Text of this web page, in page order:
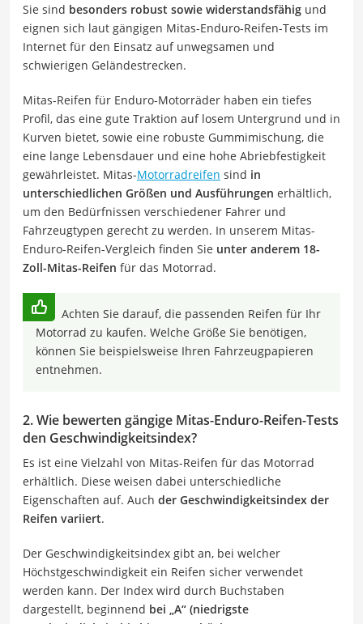
Sie sind besonders robust sowie widerstandsfähig und
eignen sich laut gängigen Mitas-Enduro-Reifen-Tests im
Internet für den Einsatz auf unwegsamen und
schwierigen Geländestrecken.
Mitas-Reifen für Enduro-Motorräder haben ein tiefes
Profil, das eine gute Traktion auf losem Untergrund und in
Kurven bietet, sowie eine robuste Gummimischung, die
eine lange Lebensdauer und eine hohe Abriebfestigkeit
gewährleistet. Mitas-Motorradreifen sind in
unterschiedlichen Größen und Ausführungen erhältlich,
um den Bedürfnissen verschiedener Fahrer und
Fahrzeugtypen gerecht zu werden. In unserem Mitas-
Enduro-Reifen-Vergleich finden Sie unter anderem 18-
Zoll-Mitas-Reifen für das Motorrad.
Achten Sie darauf, die passenden Reifen für Ihr
Motorrad zu kaufen. Welche Größe Sie benötigen,
können Sie beispielsweise Ihren Fahrzeugpapieren
entnehmen.
2. Wie bewerten gängige Mitas-Enduro-Reifen-Tests
den Geschwindigkeitsindex?
Es ist eine Vielzahl von Mitas-Reifen für das Motorrad
erhältlich. Diese weisen dabei unterschiedliche
Eigenschaften auf. Auch der Geschwindigkeitsindex der
Reifen variiert.
Der Geschwindigkeitsindex gibt an, bei welcher
Höchstgeschwindigkeit ein Reifen sicher verwendet
werden kann. Der Index wird durch Buchstaben
dargestellt, beginnend bei „A“ (niedrigste